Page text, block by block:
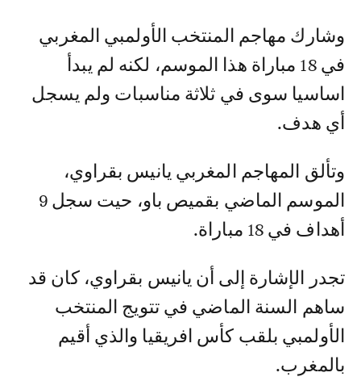
وشارك مهاجم المنتخب الأولمبي المغربي
في 18 مباراة هذا الموسم، لكنه لم يبدأ
اساسيا سوى في ثلاثة مناسبات ولم يسجل
أي هدف.
وتألق المهاجم المغربي يانيس بقراوي،
الموسم الماضي بقميص باو، حيت سجل 9
أهداف في 18 مباراة.
تجدر الإشارة إلى أن يانيس بقراوي، كان قد
ساهم السنة الماضي في تتويج المنتخب
الأولمبي بلقب كأس افريقيا والذي أقيم
بالمغرب.